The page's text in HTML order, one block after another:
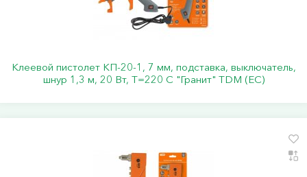
Клеевой пистолет КП-20-1, 7 мм, подставка, выключатель,
шнур 1,3 м, 20 Вт, Т=220 С "Гранит" TDM (ЕС)